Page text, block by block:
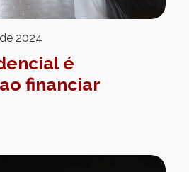
2024
é
financiar